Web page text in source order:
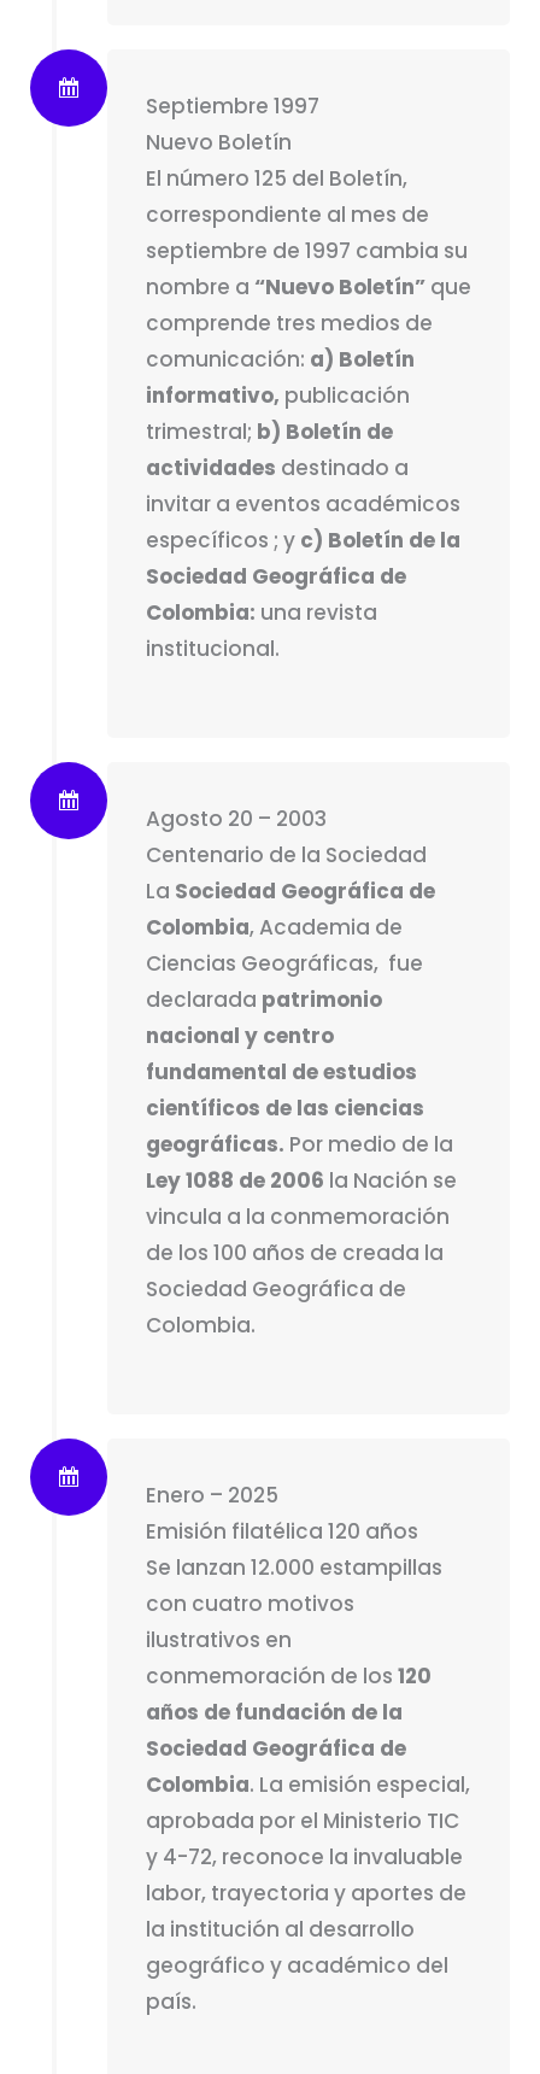
Septiembre 1997
Nuevo Boletín
El número 125 del Boletín,
correspondiente al mes de
septiembre de 1997 cambia su
nombre a “Nuevo Boletín”que
comprende tres medios de
comunicación: a) Boletín
informativo, publicación
trimestral; b) Boletín de
actividades destinado a
invitar a eventos académicos
específicos ; y c) Boletín de la
Sociedad Geográfica de
Colombia: una revista
institucional.
Agosto 20 – 2003
Centenario de la Sociedad
La Sociedad Geográfica de
Colombia, Academia de
Ciencias Geográficas, fue
declarada patrimonio
nacional y centro
fundamental de estudios
científicos de las ciencias
geográficas. Por medio de la
Ley 1088 de 2006 la Nación se
vincula a la conmemoración
de los 100 años de creada la
Sociedad Geográfica de
Colombia.
Enero – 2025
Emisión filatélica 120 años
Se lanzan 12.000 estampillas
con cuatro motivos
ilustrativos en
conmemoración de los 120
años de fundación de la
Sociedad Geográfica de
Colombia. La emisión especial,
aprobada por el Ministerio TIC
y 4-72, reconoce la invaluable
labor, trayectoria y aportes de
la institución al desarrollo
geográfico y académico del
país.